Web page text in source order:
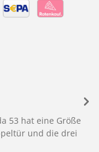
53 hat eine Größe
und die drei